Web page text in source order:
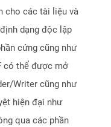
cho các tài liệu và
dạng độc lập
cứng cũng như
có thể được mở
Writer cũng như
hiện đại như
qua các phần